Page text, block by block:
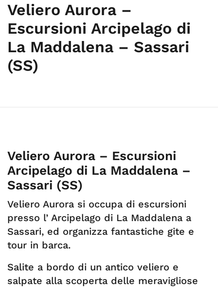
Veliero Aurora –
Escursioni Arcipelago di
La Maddalena – Sassari
(SS)
Veliero Aurora – Escursioni
Arcipelago di La Maddalena –
Sassari (SS)
Veliero Aurora si occupa di escursioni
presso l’ Arcipelago di La Maddalena a
Sassari, ed organizza fantastiche gite e
tour in barca.
Salite a bordo di un antico veliero e
salpate alla scoperta delle meravigliose